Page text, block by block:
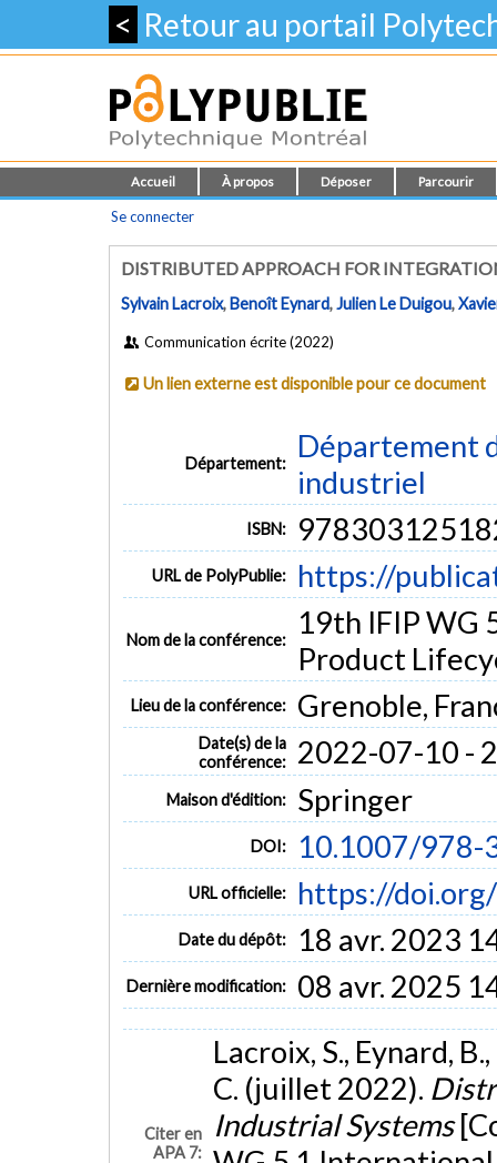
< Retour au portail
Accueil À propos Déposer Parcourir
Se connecter
DISTRIBUTED APPROACH FOR
Sylvain Lacroix,Benoît Eynard,Julien Le Duigou,
Communication écrite (2022)
Un lien externe est disponible pour ce document
Département:
Département
industriel
ISBN:
URL de PolyPublie: https://
Nom de la conférence:
19th IFIP WG
Product
Lieu de la conférence: Grenoble,
Date(s) de la
conférence:
2022-07-10 -
Maison d'édition: Springer
DOI: 10.1007/978-
URL officielle: https://
Date du dépôt: 18 avr. 2023
Dernière modification: 08 avr. 2025
Citer en
APA 7:
Lacroix, S., Eynard,
C. (juillet 2022).
Industrial Systems